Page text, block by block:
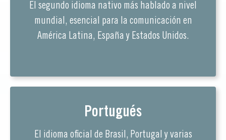
El segundo idioma nativo más hablado a nivel
mundial, esencial para la comunicación en
América Latina, España y Estados Unidos.
Portugués
El idioma oficial de Brasil, Portugal y varias